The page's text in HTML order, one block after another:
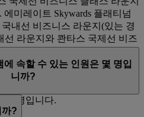
미레이트 Skywards 플래티넘
내선 비즈니스 라운지(있는 경
선 라운지와 콴타스 국제선 비즈
용할 수 있습니다.
속할 수 있는 인원은 몇 명입
니까?
8명입니다.
까?